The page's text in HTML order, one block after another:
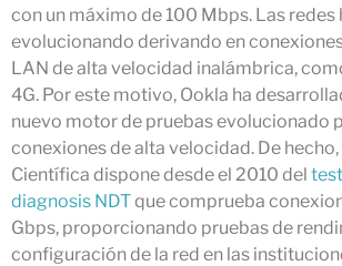
marzo 2025
febrero
enero 2025
diciembre
noviembre
octubre
julio 2024
junio 2024
con un máximo de 100 Mbps. Las redes
evolucionando derivando en
LAN de alta velocidad inalámbrica,
4G. Por este motivo, Ookla ha
nuevo motor de pruebas evolucionado
conexiones de alta velocidad. De hecho,
Científica dispone desde el 2010 del
diagnosis NDTque comprueba
Gbps, proporcionando pruebas de
configuración de la red en las